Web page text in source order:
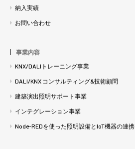
納入実績
お問い合わせ
事業内容
KNX/DALIトレーニング事業
DALI/KNX コンサルティング&技術顧問
建築演出照明サポート事業
インテグレーション事業
Node-REDを使った照明設備とIoT機器の連携